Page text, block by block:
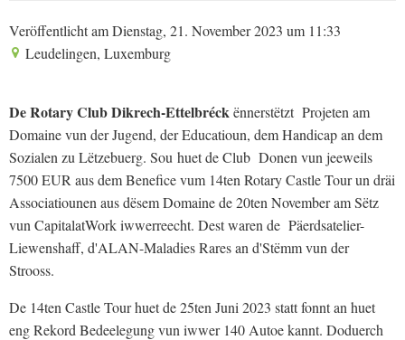
Veröffentlicht am Dienstag, 21. November 2023 um 11:33
Leudelingen, Luxemburg
De Rotary Club Dikrech-Ettelbréckënnerstëtzt Projeten am
Domaine vun der Jugend, der Educatioun, dem Handicap an dem
Sozialen zu Lëtzebuerg. Sou huet de Club Donen vun jeeweils
7500 EUR aus dem Benefice vum 14ten Rotary Castle Tour un dräi
Associatiounen aus dësem Domaine de 20ten November am Sëtz
vun CapitalatWork iwwerreecht. Dest waren de Päerdsatelier-
Liewenshaff, d'ALAN-Maladies Rares an d'Stëmm vun der
Strooss.
De 14ten Castle Tour huet de 25ten Juni 2023 statt fonnt an huet
eng Rekord Bedeelegung vun iwwer 140 Autoe kannt. Doduerch